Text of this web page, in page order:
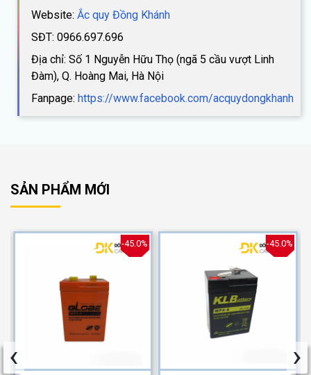
Website: Ắc quy Đồng Khánh
SĐT: 0966.697.696
Địa chỉ: Số 1 Nguyễn Hữu Thọ (ngã 5 cầu vượt Linh
Đàm), Q. Hoàng Mai, Hà Nội
Fanpage: https://www.facebook.com/acquydongkhanh
SẢN PHẨM MỚI
-45.0% -45.0%
‹ ›